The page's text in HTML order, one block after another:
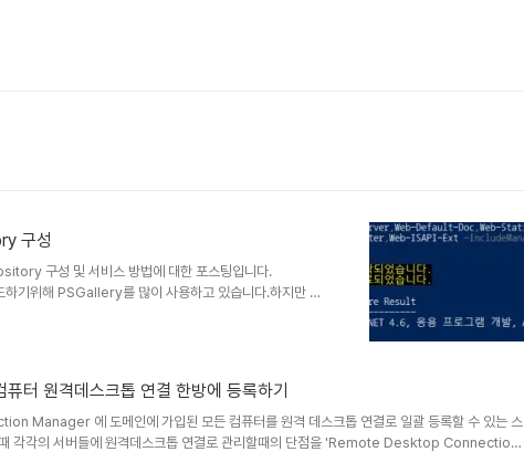
구성
구성 및 서비스 방법에 대한 포스팅입니다.
기위해 PSGallery를 많이 사용하고 있습니다.하지만 인
경우 모듈설치를 위해 인터넷이 가능한곳에서 모듈파일을
제들로인한 요구사항이 있다면, 외부에 공개되지 않은 내
성하여 서비스할 수 있습니다.내부 P..
터 원격데스크톱 연결 한방에 등록하기
Manager 에 도메인에 가입된 모든 컴퓨터를 원격 데스크톱 연결로 일괄 등록할 수 있는 스
때 각각의 서버들에 원격데스크톱 연결로 관리할때의 단점을 'Remote Desktop Connection
해 조금더 간단하고 유연하게 관리가 가능한데 도메인에 서버 또는 관리할 컴퓨터가 많다면